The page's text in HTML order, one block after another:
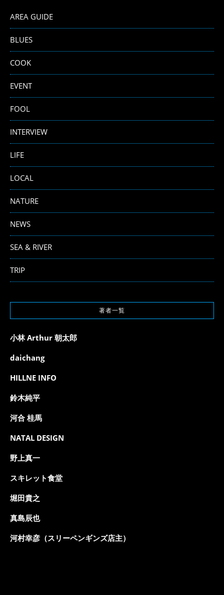
AREA GUIDE
BLUES
COOK
EVENT
FOOL
INTERVIEW
LIFE
LOCAL
NATURE
NEWS
SEA & RIVER
TRIP
著者一覧
小林 Arthur 朝太郎
daichang
HILLNE INFO
鈴木純平
河合 桂馬
NATAL DESIGN
野上真一
スキレット食堂
堀田貴之
真島辰也
河村幸彦（スリーペンギンズ店主）